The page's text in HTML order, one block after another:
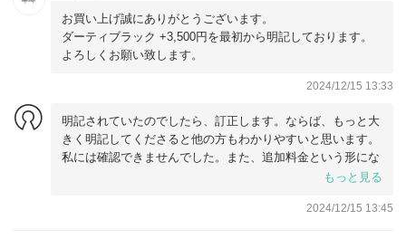
または、○○カラーは4000円追加になりますと、大きく明記
するべきだと思います。
商品はちゃんとしていまして、発送も早く、梱包も丁寧で、
その他は完璧です。
お買い上げ誠にありがとうございます。
ダーティブラック +3,500円を最初から明記しております。
よろしくお願い致します。
2024/12/15 13:33
明記されていたのでしたら、訂正します。ならば、もっと大
きく明記してくださると他の方もわかりやすいと思います。
私には確認できませんでした。また、追加料金という形にな
ると、手数料安心保証など、そちらは3500円アップと言われ
カード決算2回、手数料2回分、安心保証2回分となり、せめ
もっと見る
2024/12/15 13:45